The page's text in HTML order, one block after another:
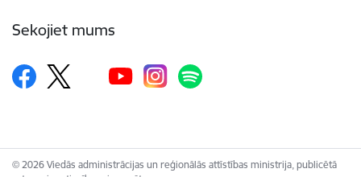
Sekojiet mums
© 2026 Viedās administrācijas un reģionālās attīstības ministrija, publicētā